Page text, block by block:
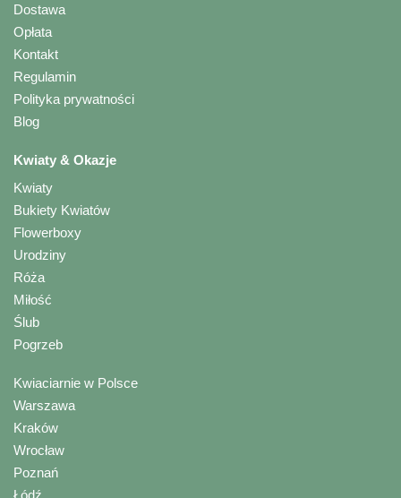
Dostawa
Opłata
Kontakt
Regulamin
Polityka prywatności
Blog
Kwiaty & Okazje
Kwiaty
Bukiety Kwiatów
Flowerboxy
Urodziny
Róża
Miłość
Ślub
Pogrzeb
Kwiaciarnie w Polsce
Warszawa
Kraków
Wrocław
Poznań
Łódź